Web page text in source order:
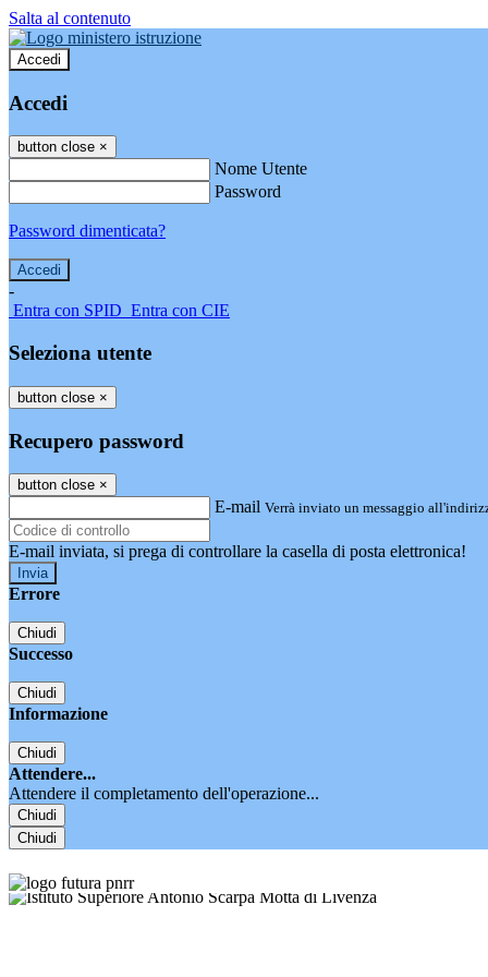
Salta al contenuto
Accedi
Accedi
button close ×
Nome Utente
Password
Password dimenticata?
-
Entra con SPID Entra con CIE
Seleziona utente
button close ×
Recupero password
button close ×
E-mail Verrà inviato un messaggio
E-mail inviata, si prega di controllare la casella di posta elettronica!
Errore
Chiudi
Successo
Chiudi
Informazione
Chiudi
Attendere...
Attendere il completamento dell'operazione...
Chiudi
Chiudi